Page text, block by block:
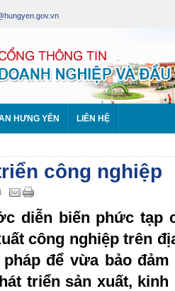
HƯNG YÊN LIÊN HỆ
công nghiệp
diễn biến phức tạp
công nghiệp trên
để vừa bảo
triển sản xuất, kinh